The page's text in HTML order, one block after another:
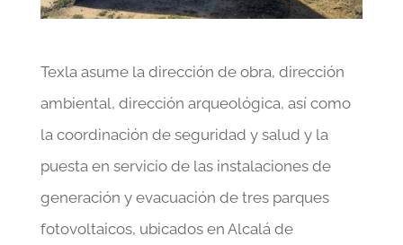
Texla asume la dirección de obra, dirección
ambiental, dirección arqueológica, así como
la coordinación de seguridad y salud y la
puesta en servicio de las instalaciones de
generación y evacuación de tres parques
fotovoltaicos, ubicados en Alcalá de